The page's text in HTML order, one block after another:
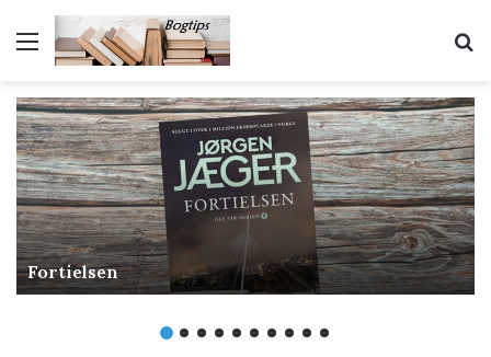
Menu
Fortielsen